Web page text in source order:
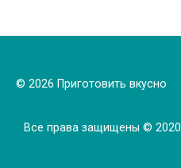
© 2026 Приготовить вкусно
Все права защищены © 2020